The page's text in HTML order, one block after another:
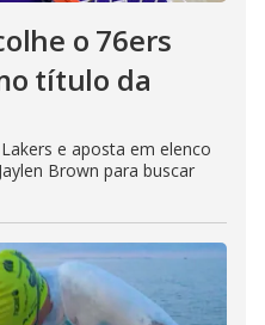
o 76ers
título da
e aposta em elenco
Brown para buscar